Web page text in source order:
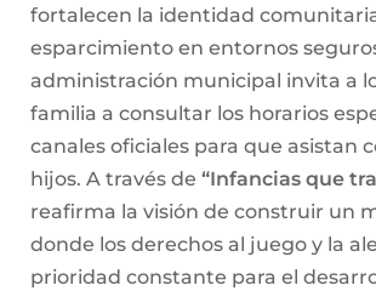
fortalecen la identidad
esparcimiento en entornos
administración municipal invita a
familia a consultar los horarios
canales oficiales para que asistan
hijos. A través de “Infancias que
reafirma la visión de construir un
donde los derechos al juego y la
prioridad constante para el